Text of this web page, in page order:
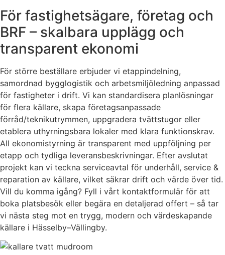
För fastighetsägare, företag och
BRF – skalbara upplägg och
transparent ekonomi
För större beställare erbjuder vi etappindelning,
samordnad bygglogistik och arbetsmiljöledning anpassad
för fastigheter i drift. Vi kan standardisera planlösningar
för flera källare, skapa företagsanpassade
förråd/teknikutrymmen, uppgradera tvättstugor eller
etablera uthyrningsbara lokaler med klara funktionskrav.
All ekonomistyrning är transparent med uppföljning per
etapp och tydliga leveransbeskrivningar. Efter avslutat
projekt kan vi teckna serviceavtal för underhåll, service &
reparation av källare, vilket säkrar drift och värde över tid.
Vill du komma igång? Fyll i vårt kontaktformulär för att
boka platsbesök eller begära en detaljerad offert – så tar
vi nästa steg mot en trygg, modern och värdeskapande
källare i Hässelby–Vällingby.